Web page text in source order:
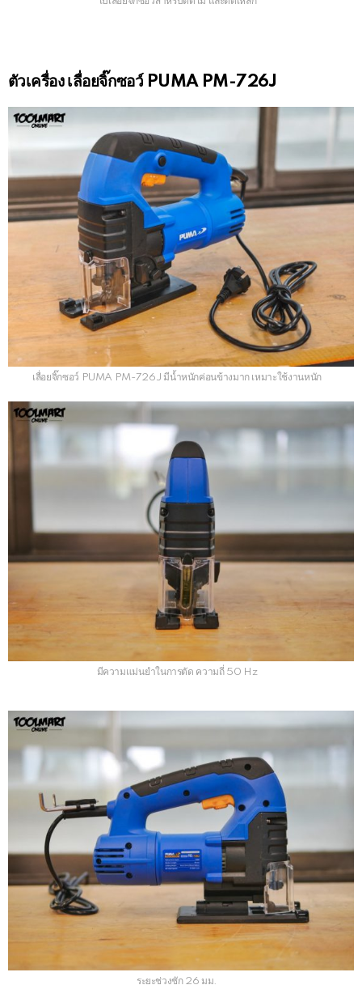
ตัวเครื่อง เลื่อยจิ๊กซอว์ PUMA PM-726J
เลื่อยจิ๊กซอว์ PUMA PM-726J มีน้ำหนักค่อนข้างมาก เหมาะใช้งานหนัก
มีความแม่นยำในการตัด ความถี่ 50 Hz
ระยะช่วงชัก 26 มม.